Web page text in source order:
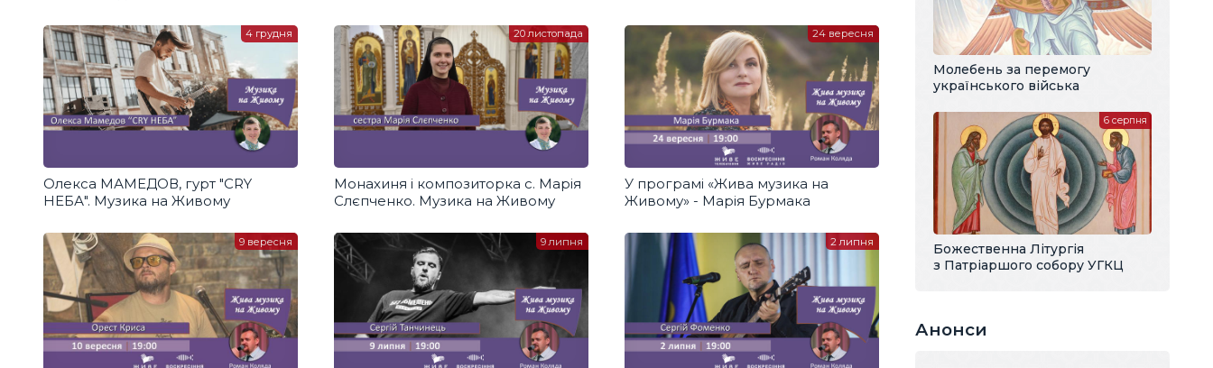
Олекса МАМЕДОВ, гурт "CRY
НЕБА". Музика на Живому
4 грудня
Монахиня і композиторка с. Марія
Слєпченко. Музика на Живому
20 листопада
У програмі «Жива музика на
Живому» - Марія Бурмака
24 вересня
9 вересня 9 липня 2 липня
Молебень за перемогу
українського війська
Божественна Літургія
з Патріаршого собору УГКЦ
6 серпня
Анонси